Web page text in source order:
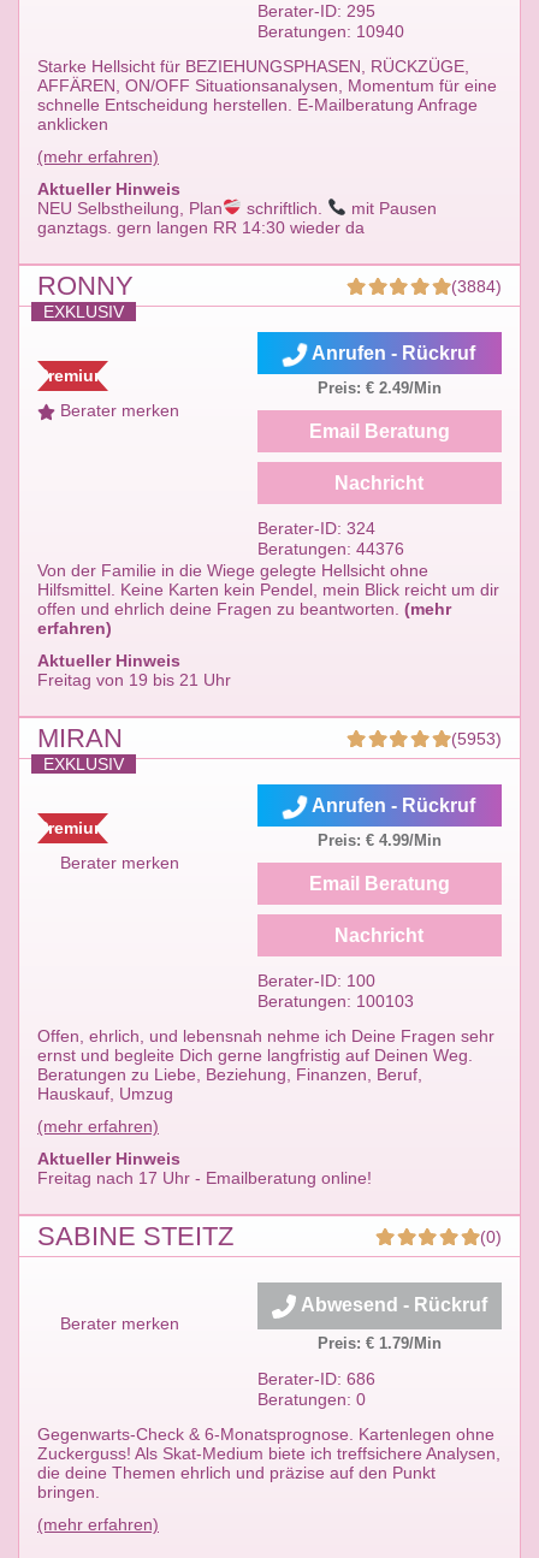
Starke Hellsicht für BEZIEHUNGSPHASEN, RÜCKZÜGE,
AFFÄREN, ON/OFF Situationsanalysen, Momentum für eine
schnelle Entscheidung herstellen. E-Mailberatung Anfrage
anklicken
(mehr erfahren)
Aktueller Hinweis
NEU Selbstheilung, Plan
schriftlich.
mit Pausen
ganztags. gern langen RR 14:30 wieder da
Berater-ID: 295
Beratungen: 10940
RONNY
(3884)
EXKLUSIV
Premium
Berater merken
Von der Familie in die Wiege gelegte Hellsicht ohne
Hilfsmittel. Keine Karten kein Pendel, mein Blick reicht um dir
offen und ehrlich deine Fragen zu beantworten. (mehr
erfahren)
Aktueller Hinweis
Freitag von 19 bis 21 Uhr
Anrufen - Rückruf
Preis: € 2.49/Min
Email Beratung
Nachricht
Berater-ID: 324
Beratungen: 44376
MIRAN
(5953)
EXKLUSIV
Premium
Berater merken
Offen, ehrlich, und lebensnah nehme ich Deine Fragen sehr
ernst und begleite Dich gerne langfristig auf Deinen Weg.
Beratungen zu Liebe, Beziehung, Finanzen, Beruf,
Hauskauf, Umzug
(mehr erfahren)
Aktueller Hinweis
Freitag nach 17 Uhr - Emailberatung online!
Anrufen - Rückruf
Preis: € 4.99/Min
Email Beratung
Nachricht
Berater-ID: 100
Beratungen: 100103
SABINE STEITZ (0)
Berater merken
Gegenwarts-Check & 6-Monatsprognose. Kartenlegen ohne
Zuckerguss! Als Skat-Medium biete ich treffsichere Analysen,
die deine Themen ehrlich und präzise auf den Punkt
bringen.
(mehr erfahren)
Abwesend - Rückruf
Preis: € 1.79/Min
Berater-ID: 686
Beratungen: 0